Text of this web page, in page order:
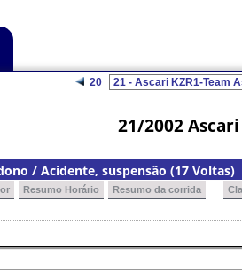
20
21/2002
/ Acidente, suspensão (17 Voltas)
Resumo Horário Resumo da corrida